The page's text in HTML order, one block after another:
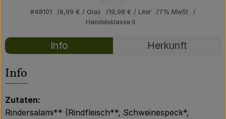
#48101 8,99 € / Glas 19,98 € / Liter
7% MwSt
Handelsklasse II
Rezepte
Info Herkunft
Info
Zutaten:
Rindersalami** (Rindfleisch**, Schweinespeck*,